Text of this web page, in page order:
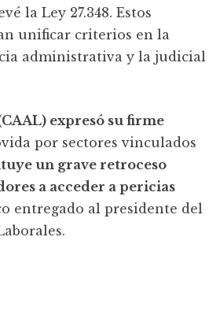
la Ley 27.348. Estos
unificar criterios en la
administrativa y la judicial
expresó su firme
por sectores vinculados
un grave retroceso
a acceder a pericias
entregado al presidente del